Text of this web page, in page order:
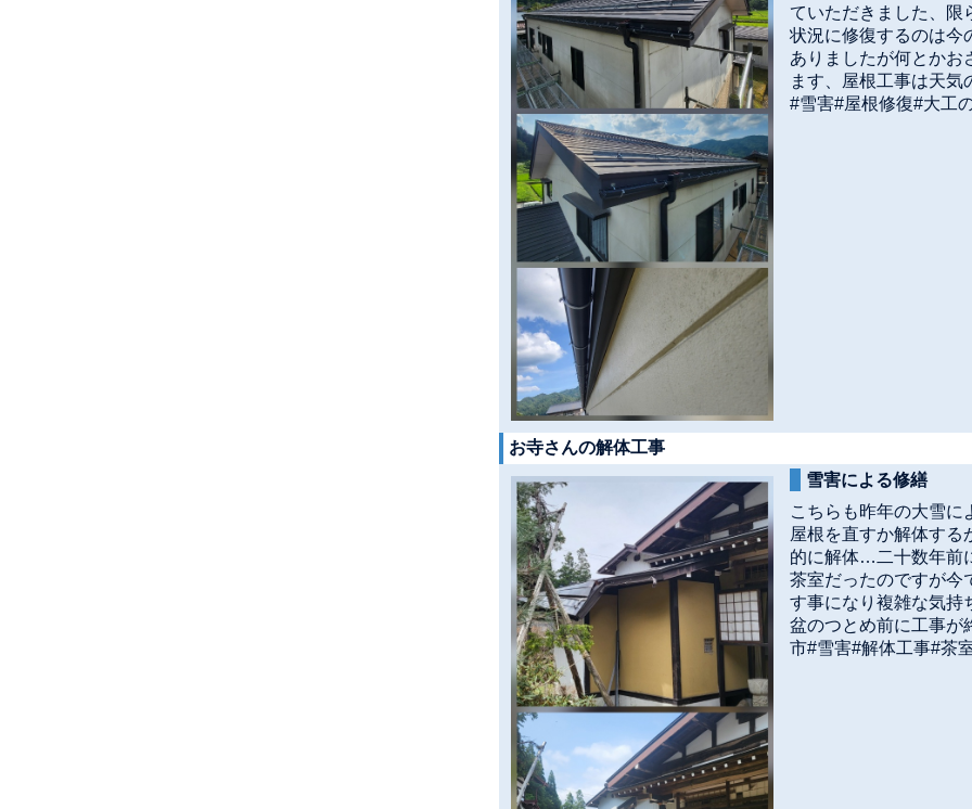
ていただきました、限
状況に修復するのは今
ありましたが何とかお
ます、屋根工事は天気
#雪害#屋根修復#大工
お寺さんの解体工事
雪害による修繕
こちらも昨年の大雪に
屋根を直すか解体する
的に解体…二十数年前
茶室だったのですが今
す事になり複雑な気持
盆のつとめ前に工事が
市#雪害#解体工事#茶